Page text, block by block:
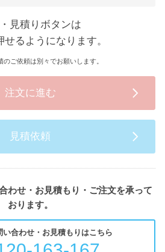
見積りボタンは
るようになります。
のご依頼は別々でお願いします。
注文に進む
見積依頼
わせ・お見積もり・ご注文を承って
おります。
い合わせ・お見積もりはこちら